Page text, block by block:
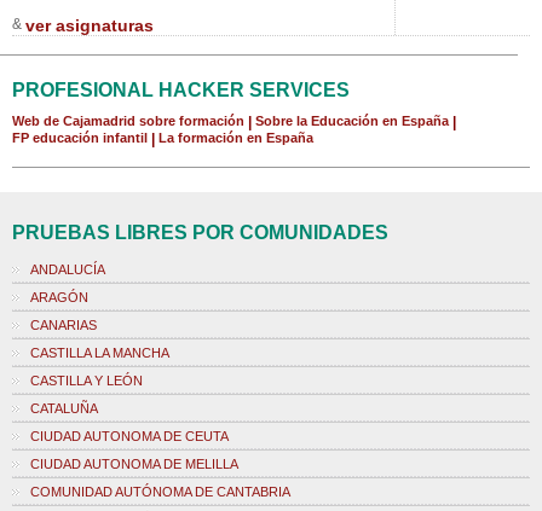
& ver asignaturas
PROFESIONAL HACKER SERVICES
Web de Cajamadrid sobre formación Sobre la Educación en España
FP educación infantil La formación en España
PRUEBAS LIBRES POR COMUNIDADES
ANDALUCÍA
ARAGÓN
CANARIAS
CASTILLA LA MANCHA
CASTILLA Y LEÓN
CATALUÑA
CIUDAD AUTONOMA DE CEUTA
CIUDAD AUTONOMA DE MELILLA
COMUNIDAD AUTÓNOMA DE CANTABRIA